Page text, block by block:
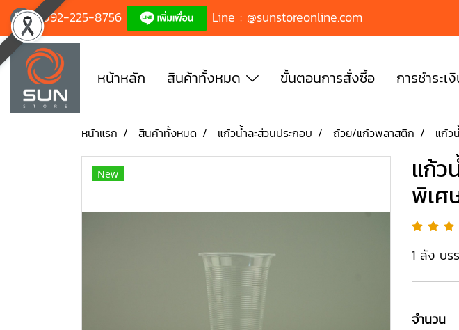
092-225-8756 Line : @sunstoreonline.com
หน้าหลัก สินค้าทั้งหมด ขั้นตอนการสั่งซื้อ การชำระเ
หน้าแรก สินค้าทั้งหมด แก้วน้ำละส่วนประกอบ ถ้วย/แก้วพลาสติก แก้ว
New แก้ว
พิเศ
1 ลัง บร
จำนวน